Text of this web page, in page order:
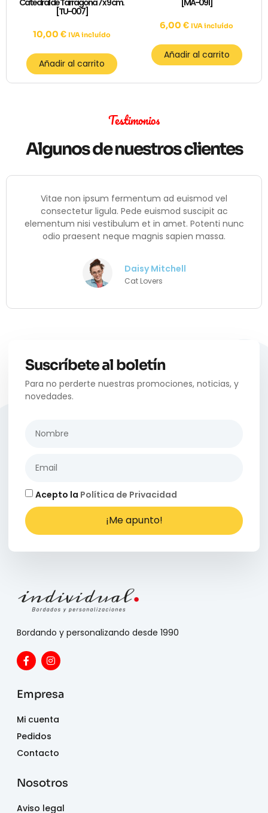
[TU-007]
10,00 € IVA incluído
Añadir al carrito
6,00 € IVA incluído
Añadir al carrito
Testimonios
Algunos de nuestros clientes
Vitae non ipsum fermentum ad euismod vel
consectetur ligula. Pede euismod suscipit ac
elementum nisi vestibulum et in amet. Potenti nunc
odio praesent neque magnis sapien massa.
Daisy Mitchell
Cat Lovers
Suscríbete al boletín
Para no perderte nuestras promociones, noticias, y
novedades.
Acepto la Política de Privacidad
¡Me apunto!
Bordando y personalizando desde 1990
Empresa
Mi cuenta
Pedidos
Contacto
Nosotros
Aviso legal